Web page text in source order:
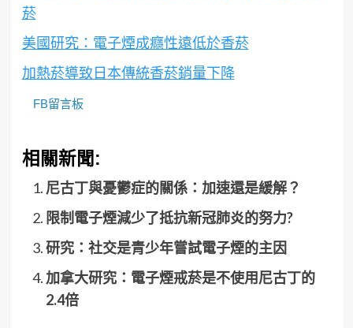
菸
美國研究：電子煙成癮性遠低於香菸
加熱菸導致日本傳統香菸銷量下降
FB留言板
相關新聞:
尼古丁與憂鬱症的關係：加速還是緩解？
限制電子煙減少了抵抗新冠肺炎的努力?
研究：社交是青少年嘗試電子煙的主因
加拿大研究：電子煙戒菸是不使用尼古丁的
2.4倍